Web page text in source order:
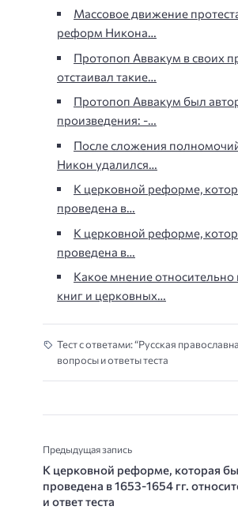
Массовое движение
реформ Никона…
Протопоп Аввакум в своих
отстаивал такие…
Протопоп Аввакум был
произведения: -…
После сложения
Никон удалился…
К церковной реформе,
проведена в…
К церковной реформе,
проведена в…
Какое мнение
книг и церковных…
Тест с ответами: “Русская
вопросы и ответы теста
Предыдущая запись
К церковной реформе, которая
проведена в 1653-1654 гг.
и ответ теста